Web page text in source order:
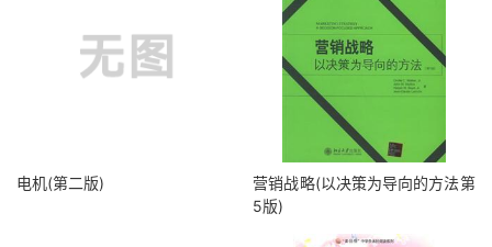
电机(第二版)
营销战略(以决策为导向的方法第
5版)